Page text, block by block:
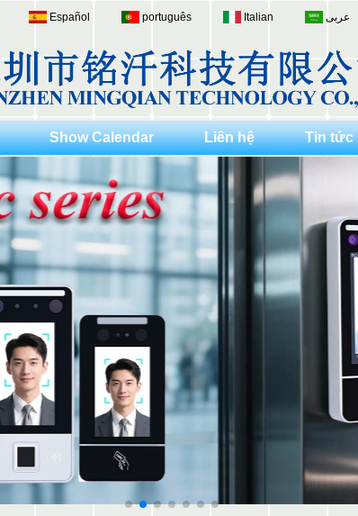
Español português Italian عربى
Show Calendar Liên hệ Tin tức